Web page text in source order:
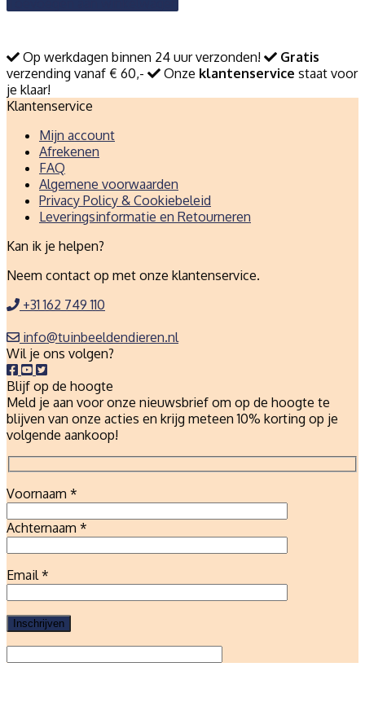
Op werkdagen binnen 24 uur verzonden!
Gratis
verzending vanaf € 60,-
Onze klantenservice staat voor
je klaar!
Klantenservice
Mijn account
Afrekenen
FAQ
Algemene voorwaarden
Privacy Policy & Cookiebeleid
Leveringsinformatie en Retourneren
Kan ik je helpen?
Neem contact op met onze klantenservice.
+31 162 749 110
info@tuinbeeldendieren.nl
Wil je ons volgen?
Blijf op de hoogte
Meld je aan voor onze nieuwsbrief om op de hoogte te
blijven van onze acties en krijg meteen 10% korting op je
volgende aankoop!
Voornaam *
Achternaam *
Email *